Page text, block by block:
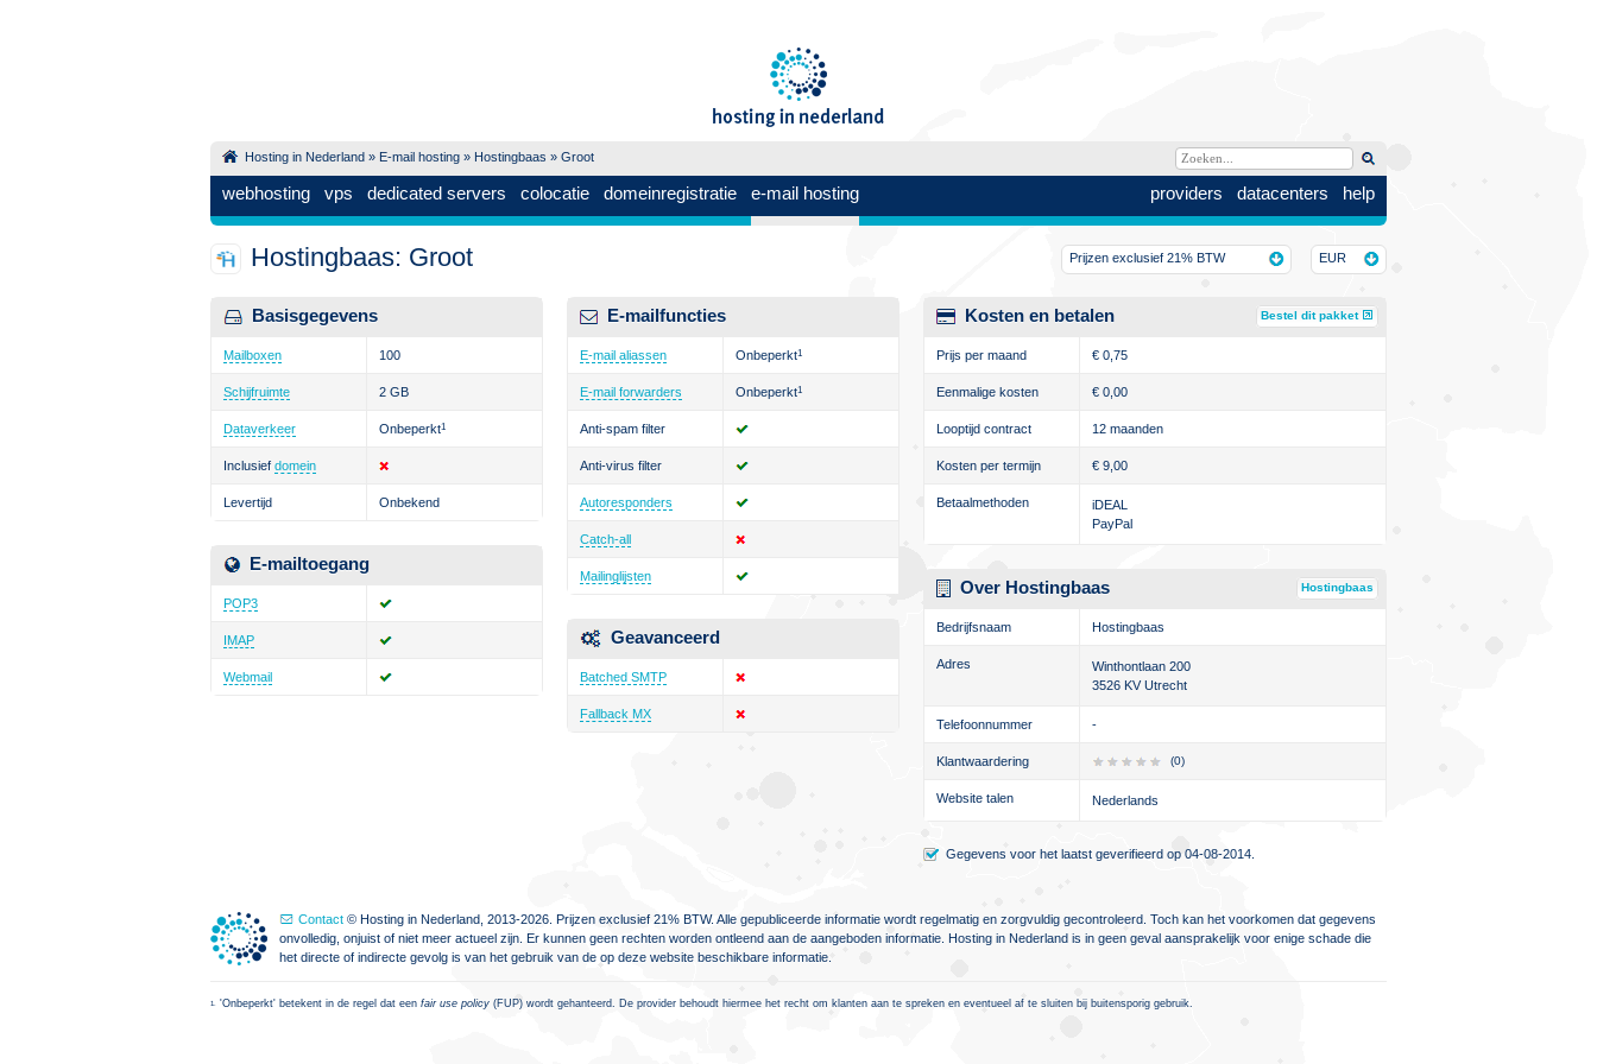
Hosting in Nederland » E-mail hosting » Hostingbaas » Groot
providers datacenters help
webhosting vps dedicated servers colocatie domeinregistratie e-mail hosting
EUR
Prijzen exclusief 21% BTW
Hostingbaas: Groot
Basisgegevens
Mailboxen 100
Schijfruimte 2 GB
Dataverkeer Onbeperkt1
Inclusief domein
Levertijd Onbekend
E-mailtoegang
POP3
IMAP
Webmail
E-mailfuncties
E-mail aliassen Onbeperkt1
E-mail forwarders Onbeperkt1
Anti-spam filter
Anti-virus filter
Autoresponders
Catch-all
Mailinglijsten
Geavanceerd
Batched SMTP
Fallback MX
Kosten en betalen Bestel dit pakket
Prijs per maand € 0,75
Eenmalige kosten € 0,00
Looptijd contract 12 maanden
Kosten per termijn € 9,00
Betaalmethoden
iDEAL
PayPal
Over Hostingbaas Hostingbaas
Bedrijfsnaam Hostingbaas
Adres
Winthontlaan 200
3526 KV Utrecht
Telefoonnummer -
Klantwaardering (0)
Website talen Nederlands
Gegevens voor het laatst geverifieerd op 04-08-2014.
Contact © Hosting in Nederland, 2013-2026. Prijzen exclusief 21% BTW. Alle gepubliceerde informatie wordt regelmatig en zorgvuldig gecontroleerd. Toch kan het voorkomen dat gegevens
onvolledig, onjuist of niet meer actueel zijn. Er kunnen geen rechten worden ontleend aan de aangeboden informatie. Hosting in Nederland is in geen geval aansprakelijk voor enige schade die
het directe of indirecte gevolg is van het gebruik van de op deze website beschikbare informatie.
1. 'Onbeperkt' betekent in de regel dat een fair use policy (FUP) wordt gehanteerd. De provider behoudt hiermee het recht om klanten aan te spreken en eventueel af te sluiten bij buitensporig gebruik.